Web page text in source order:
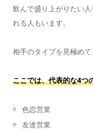
飲んで盛り上がりたい
れる人もいます。
相手のタイプを見極め
ここでは、代表的な4つ
色恋営業
友達営業